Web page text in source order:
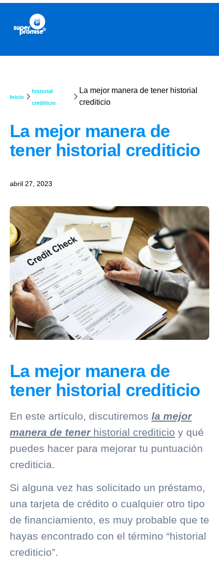
Inicio
historial
crediticio
La mejor manera de tener historial
crediticio
La mejor manera de
tener historial crediticio
abril 27, 2023
La mejor manera de
tener historial crediticio
En este artículo, discutiremos la mejor
manera de tener historial crediticio y qué
puedes hacer para mejorar tu puntuación
crediticia.
Si alguna vez has solicitado un préstamo,
una tarjeta de crédito o cualquier otro tipo
de financiamiento, es muy probable que te
hayas encontrado con el término “historial
crediticio”.